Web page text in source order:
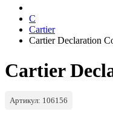
C
Cartier
Cartier Declaration
Cartier
Артикул: 106156